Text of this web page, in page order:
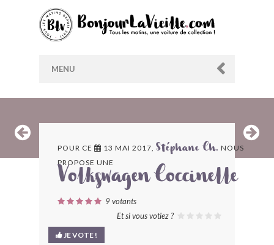
MENU
ARCHIVES
LES CONTRIBUTEURS
LE BLOG
POUR CE 13 MAI 2017, Stéphane Ch. NOUS
PROPOSE UNE
Volkswagen Coccinelle
9votants
Et si vous votiez ?
JE VOTE !